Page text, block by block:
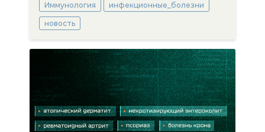
Иммунология инфекционные_болезни
новость